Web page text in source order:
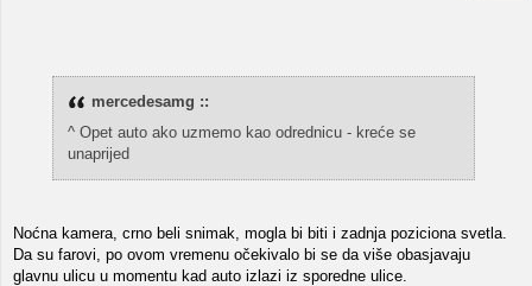
mercedesamg ::
^ Opet auto ako uzmemo kao odrednicu - kreće se
unaprijed
Noćna kamera, crno beli snimak, mogla bi biti i zadnja poziciona svetla.
Da su farovi, po ovom vremenu očekivalo bi se da više obasjavaju
glavnu ulicu u momentu kad auto izlazi iz sporedne ulice.